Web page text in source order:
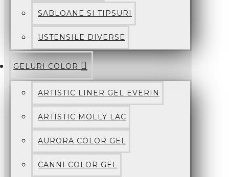
SABLOANE SI TIPSURI
USTENSILE DIVERSE
GELURI COLOR
ARTISTIC LINER GEL EVERIN
ARTISTIC MOLLY LAC
AURORA COLOR GEL
CANNI COLOR GEL